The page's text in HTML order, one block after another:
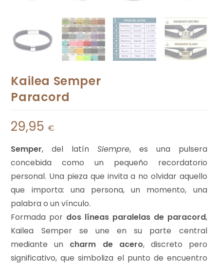
Kailea Semper
Paracord
29,95 €
Semper, del latín Siempre, es una pulsera
concebida como un pequeño recordatorio
personal. Una pieza que invita a no olvidar aquello
que importa: una persona, un momento, una
palabra o un vínculo.
Formada por dos líneas paralelas de paracord,
Kailea Semper se une en su parte central
mediante un charm de acero, discreto pero
significativo, que simboliza el punto de encuentro